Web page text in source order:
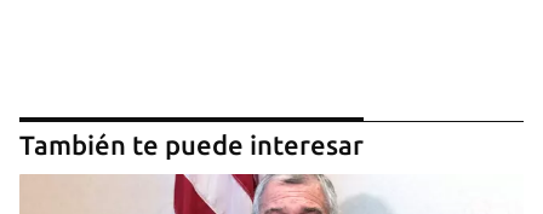
También te puede interesar